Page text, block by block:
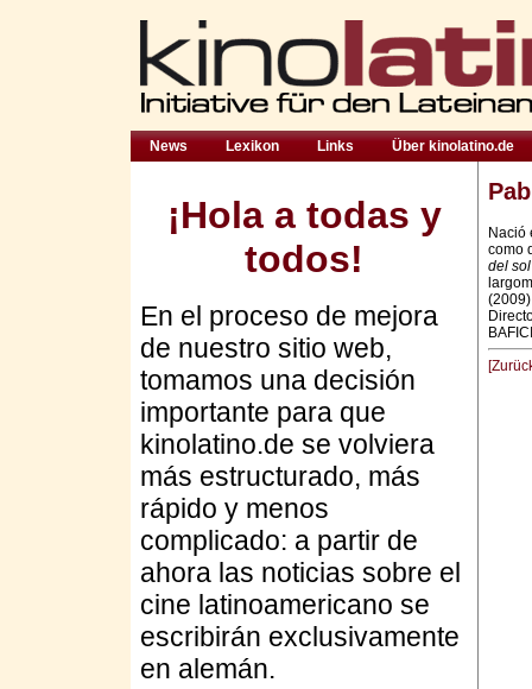
News Lexikon Links Über kinolatino.de
¡Hola a todas y
todos!
En el proceso de mejora
de nuestro sitio web,
tomamos una decisión
importante para que
kinolatino.de se volviera
más estructurado, más
rápido y menos
complicado: a partir de
ahora las noticias sobre el
cine latinoamericano se
escribirán exclusivamente
en alemán.
Nació
como
del sol